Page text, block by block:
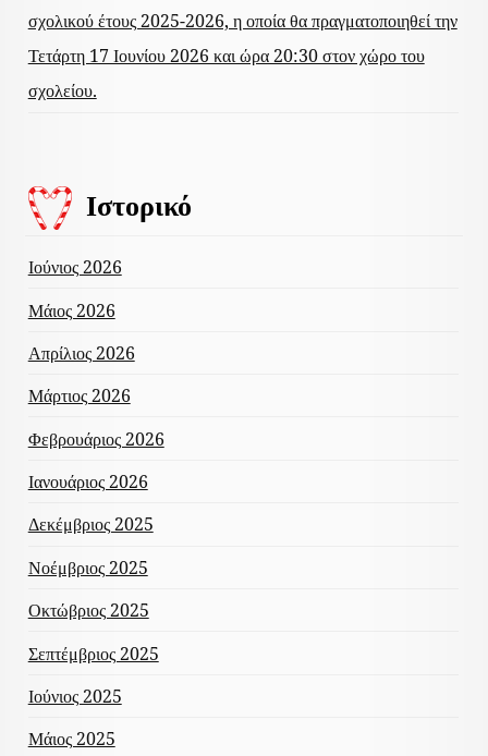
σχολικού έτους 2025-2026, η οποία θα πραγματοποιηθεί την
Τετάρτη 17 Ιουνίου 2026 και ώρα 20:30 στον χώρο του
σχολείου.
Ιστορικό
Ιούνιος 2026
Μάιος 2026
Απρίλιος 2026
Μάρτιος 2026
Φεβρουάριος 2026
Ιανουάριος 2026
Δεκέμβριος 2025
Νοέμβριος 2025
Οκτώβριος 2025
Σεπτέμβριος 2025
Ιούνιος 2025
Μάιος 2025